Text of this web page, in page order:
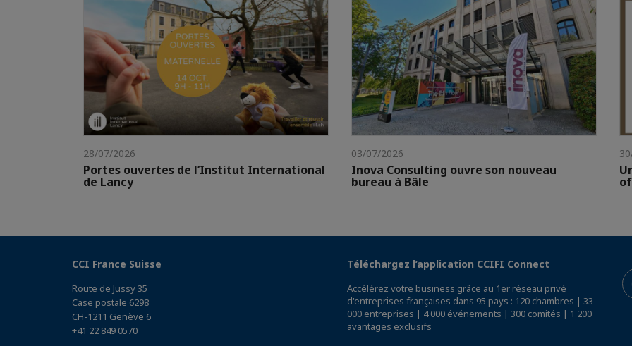
28/07/2026
Portes ouvertes de l’Institut International
de Lancy
03/07/2026
Inova Consulting ouvre son nouveau
bureau à Bâle
CCI France Suisse
Route de Jussy 35
Case postale 6298
CH-1211 Genève 6
+41 22 849 0570
Téléchargez l’application CCIFI Connect
Accélérez votre business grâce au 1er réseau privé
d'entreprises françaises dans 95 pays : 120 chambres | 33
000 entreprises | 4 000 événements | 300 comités | 1 200
avantages exclusifs